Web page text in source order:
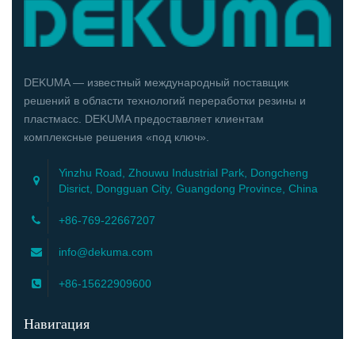
DEKUMA — известный международный поставщик
решений в области технологий переработки резины и
пластмасс. DEKUMA предоставляет клиентам
комплексные решения «под ключ».
Yinzhu Road, Zhouwu Industrial Park, Dongcheng
Disrict, Dongguan City, Guangdong Province, China
+86-769-22667207
info@dekuma.com
+86-15622909600
Навигация